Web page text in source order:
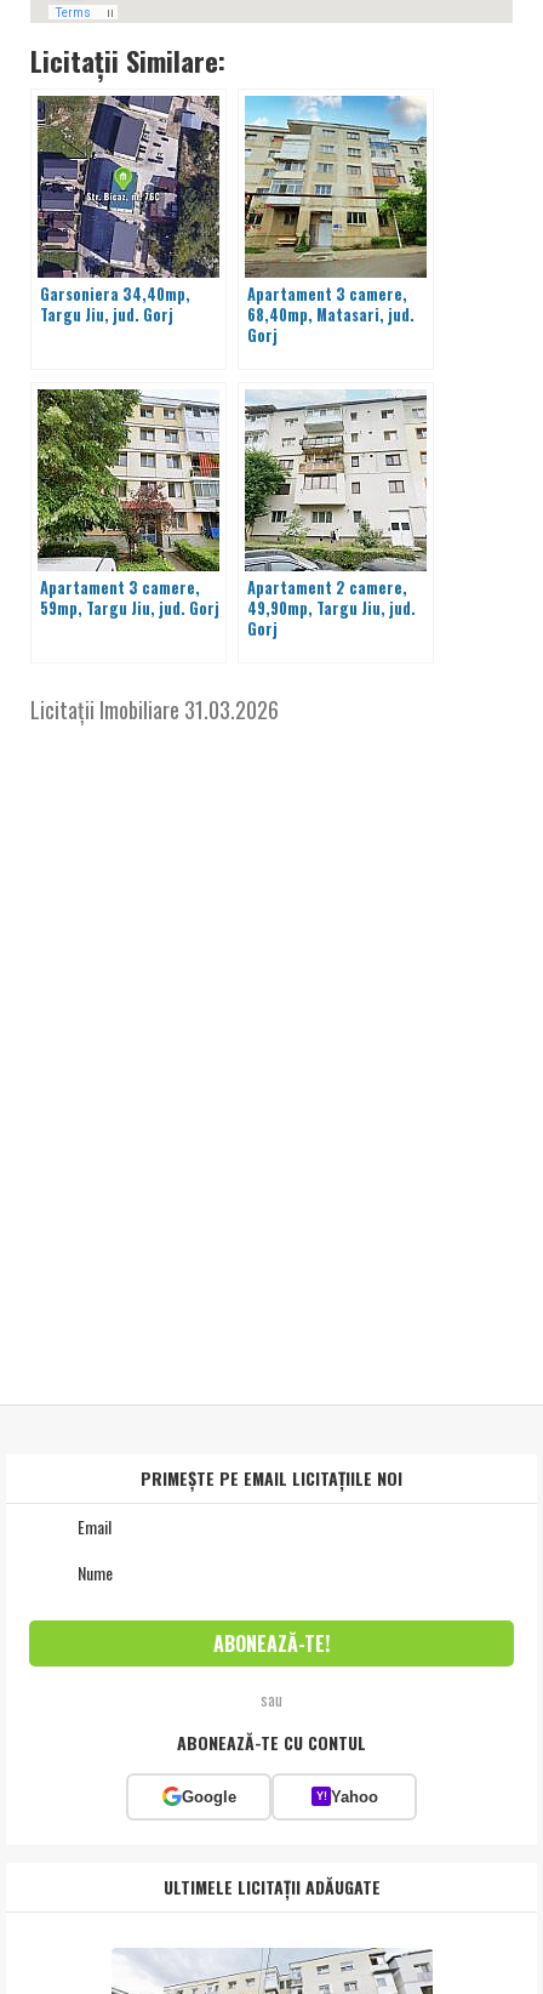
Licitații Similare:
Garsoniera 34,40mp,
Targu Jiu, jud. Gorj
Apartament 3 camere,
68,40mp, Matasari, jud.
Gorj
Apartament 3 camere,
59mp, Targu Jiu, jud. Gorj
Apartament 2 camere,
49,90mp, Targu Jiu, jud.
Gorj
Licitații Imobiliare 31.03.2026
PRIMEȘTE PE EMAIL LICITAȚIILE NOI
sau
ABONEAZĂ-TE CU CONTUL
Google Y! Yahoo
ULTIMELE LICITAȚII ADĂUGATE